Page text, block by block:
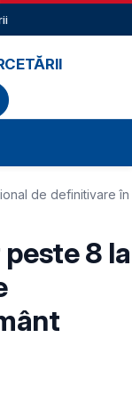
de definitivare în
8 la